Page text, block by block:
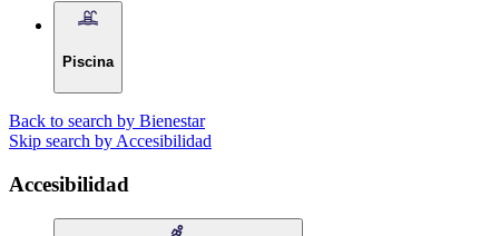
Piscina
Back to search by Bienestar
Skip search by Accesibilidad
Accesibilidad